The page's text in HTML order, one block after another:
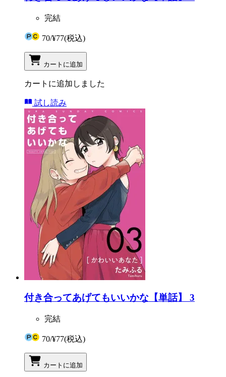
完結
70/¥77(税込)
カートに追加
カートに追加しました
試し読み
付き合ってあげてもいいかな【単話】 3
完結
70/¥77(税込)
カートに追加